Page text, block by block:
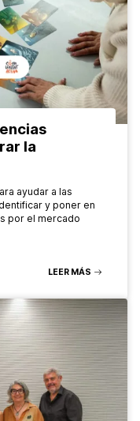
la
ayudar a las
y poner en
por el mercado
LEER MÁS